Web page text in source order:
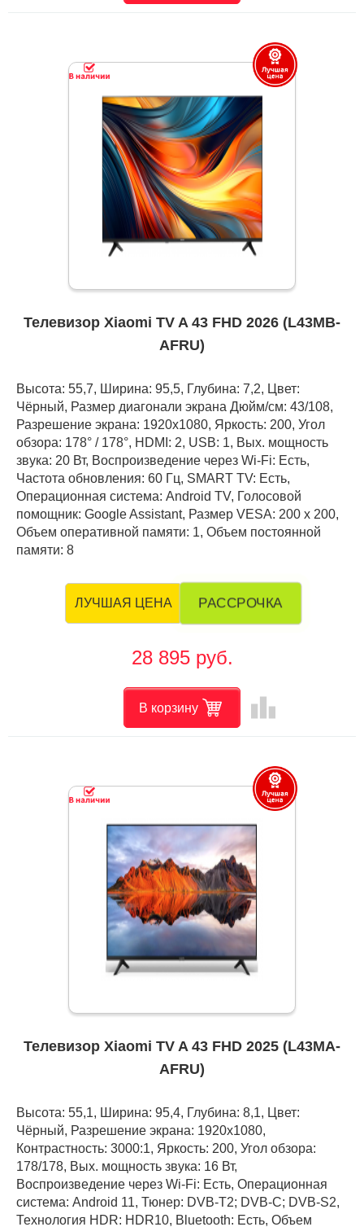
Телевизор Xiaomi TV A 43 FHD 2026 (L43MB-
AFRU)
Высота: 55,7, Ширина: 95,5, Глубина: 7,2, Цвет:
Чёрный, Размер диагонали экрана Дюйм/см: 43/108,
Разрешение экрана: 1920x1080, Яркость: 200, Угол
обзора: 178° / 178°, HDMI: 2, USB: 1, Вых. мощность
звука: 20 Вт, Воспроизведение через Wi-Fi: Есть,
Частота обновления: 60 Гц, SMART TV: Есть,
Операционная система: Android TV, Голосовой
помощник: Google Assistant, Размер VESA: 200 х 200,
Объем оперативной памяти: 1, Объем постоянной
памяти: 8
ЛУЧШАЯ ЦЕНА РАССРОЧКА
28 895 руб.
В корзину leaderboard
Телевизор Xiaomi TV A 43 FHD 2025 (L43MA-
AFRU)
Высота: 55,1, Ширина: 95,4, Глубина: 8,1, Цвет:
Чёрный, Разрешение экрана: 1920x1080,
Контрастность: 3000:1, Яркость: 200, Угол обзора:
178/178, Вых. мощность звука: 16 Вт,
Воспроизведение через Wi-Fi: Есть, Операционная
система: Android 11, Тюнер: DVB-T2; DVB-C; DVB-S2,
Технология HDR: HDR10, Bluetooth: Есть, Объем